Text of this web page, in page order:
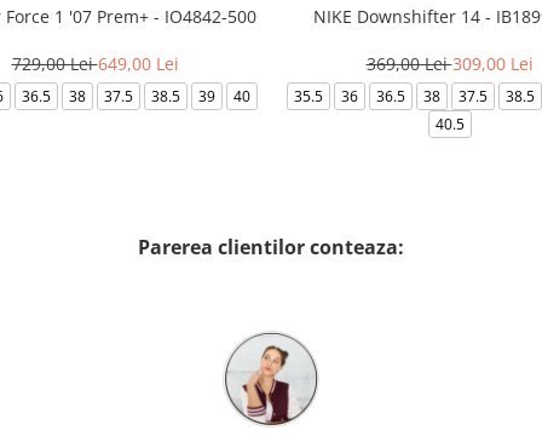
Force 1 '07 Prem+ - IO4842-500
729,00 Lei649,00 Lei
36.5 38 37.5 38.5 39 40
NIKE Downshifter 14 -
369,00 Lei309,00 Lei
35.5 36 36.5 38 37.5
38.5
40.5
Parerea clientilor conteaza: